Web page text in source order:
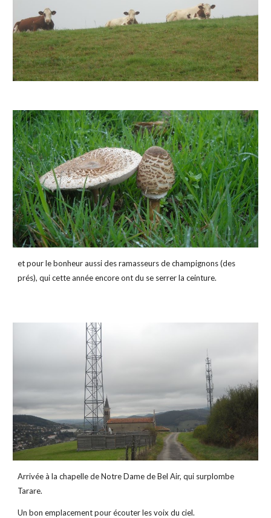
et pour le bonheur aussi des ramasseurs de champignons (des
prés), qui cette année encore ont du se serrer la ceinture.
Arrivée à la chapelle de Notre Dame de Bel Air, qui surplombe
Tarare.
Un bon emplacement pour écouter les voix du ciel.